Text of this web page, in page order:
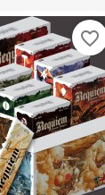
favorite_border